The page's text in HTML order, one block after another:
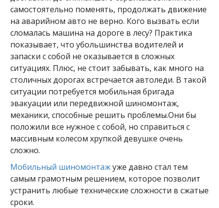
самостоятельно поменять, продолжать движение
на аварийном авто не верно. Кого вызвать если
сломалась машина на дороге в лесу? Практика
показывает, что убольшинства водителей и
запаски с собой не оказывается в сложных
ситуациях. Плюс, не стоит забывать, как много на
столичных дорогах встречается автоледи. В такой
ситуации потребуется мобильная бригада
эвакуации или передвижной шиномонтаж,
механики, способные решить проблемы.Они бы
положили все нужное с собой, но справиться с
массивным колесом хрупкой девушке очень
сложно.
Мобильный шиномонтажуже давно стал тем
самым грамотным решением, которое позволит
устранить любые технические сложности в сжатые
сроки.